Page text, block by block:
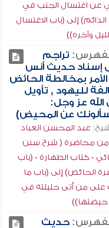
عن اغتسال الجنب في
الدائم) إلى (باب الاغتسال
وآخره))
تراجم
إسناد حديث أنس
بمخالطة الحائض
لليهود , تأويل
الله عز وجل:
عن المحيض)
عبد المحسن العباد
من محاضرة ( شرح سنن
- كتاب الطهارة - (باب
الحائض) إلى (باب ما
من أتى حليلته في
حيضتها))
حديث